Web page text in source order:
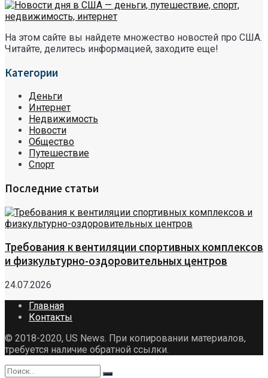
На этом сайте вы найдете множество новостей про США.
Читайте, делитесь информацией, заходите еще!
Категории
Деньги
Интернет
Недвижимость
Новости
Общество
Путешествие
Спорт
Последние статьи
Требования к вентиляции спортивных комплексов
и физкультурно-оздоровительных центров
24.07.2026
Главная
Контакты
© 2018-2020, US News. При копировании материалов,
требуется наличие обратной ссылки.